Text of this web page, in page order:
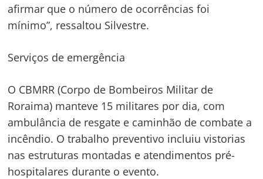
afirmar que o número de ocorrências foi
mínimo”, ressaltou Silvestre.
Serviços de emergência
O CBMRR (Corpo de Bombeiros Militar de
Roraima) manteve 15 militares por dia, com
ambulância de resgate e caminhão de combate a
incêndio. O trabalho preventivo incluiu vistorias
nas estruturas montadas e atendimentos pré-
hospitalares durante o evento.